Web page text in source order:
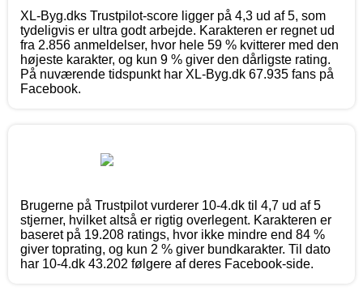
XL-Byg.dks Trustpilot-score ligger på 4,3 ud af 5, som
tydeligvis er ultra godt arbejde. Karakteren er regnet ud
fra 2.856 anmeldelser, hvor hele 59 % kvitterer med den
højeste karakter, og kun 9 % giver den dårligste rating.
På nuværende tidspunkt har XL-Byg.dk 67.935 fans på
Facebook.
Brugerne på Trustpilot vurderer 10-4.dk til 4,7 ud af 5
stjerner, hvilket altså er rigtig overlegent. Karakteren er
baseret på 19.208 ratings, hvor ikke mindre end 84 %
giver toprating, og kun 2 % giver bundkarakter. Til dato
har 10-4.dk 43.202 følgere af deres Facebook-side.